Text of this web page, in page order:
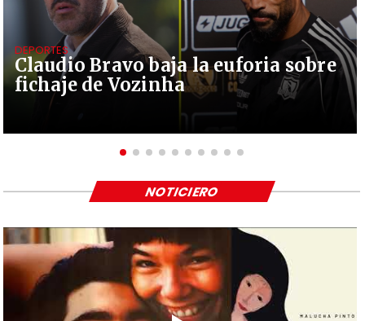
Claudio Bravo baja la euforia sobre
fichaje de Vozinha
DEPORTES
NOTICIERO